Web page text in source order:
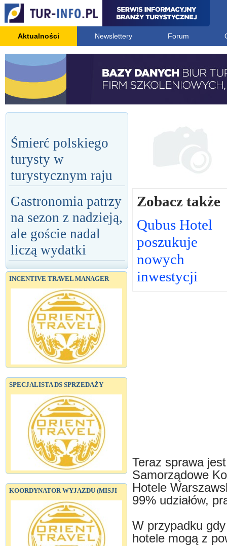
Aktualności Newslettery Forum
Śmierć polskiego
turysty w
turystycznym raju
Gastronomia patrzy
na sezon z nadzieją,
ale goście nadal
liczą wydatki
INCENTIVE TRAVEL MANAGER
SPECJALISTA DS SPRZEDAŻY
KOORDYNATOR WYJAZDU (MISJI
Zobacz także
Qubus Hotel
poszukuje
nowych
inwestycji
Teraz sprawa
Samorządowe
Hotele
99% udziałów,
W przypadku
hotele mogą z